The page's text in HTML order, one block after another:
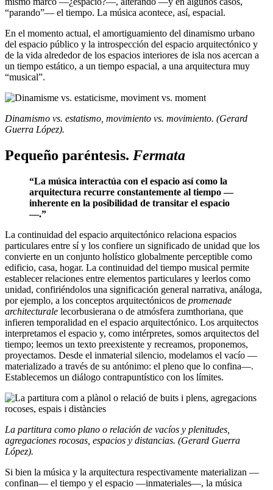
“parando”— el tiempo. La música acontece, así, espacial.
En el momento actual, el amortiguamiento del dinamismo urbano
del espacio público y la introspección del espacio arquitectónico y
de la vida alrededor de los espacios interiores de isla nos acercan a
un tiempo estático, a un tiempo espacial, a una arquitectura muy
“musical”.
Dinamismo vs. estatismo, movimiento vs. movimiento. (Gerard
Guerra López).
Pequeño paréntesis. Fermata
“La música interactúa con el espacio así como la
arquitectura recurre constantemente al tiempo —
inherente en la posibilidad de transitar el espacio
—.”
La continuidad del espacio arquitectónico relaciona espacios
particulares entre sí y los confiere un significado de unidad que los
convierte en un conjunto holístico globalmente perceptible como
edificio, casa, hogar. La continuidad del tiempo musical permite
establecer relaciones entre elementos particulares y leerlos como
unidad, confiriéndolos una significación general narrativa, análoga,
por ejemplo, a los conceptos arquitectónicos de promenade
architecturale lecorbusierana o de atmósfera zumthoriana, que
infieren temporalidad en el espacio arquitectónico. Los arquitectos
interpretamos el espacio y, como intérpretes, somos arquitectos del
tiempo; leemos un texto preexistente y recreamos, proponemos,
proyectamos. Desde el inmaterial silencio, modelamos el vacío —
materializado a través de su antónimo: el pleno que lo confina—.
Establecemos un diálogo contrapuntístico con los límites.
La partitura como plano o relación de vacíos y plenitudes,
agregaciones rocosas, espacios y distancias. (Gerard Guerra
López).
Si bien la música y la arquitectura respectivamente materializan —
confinan— el tiempo y el espacio —inmateriales—, la música